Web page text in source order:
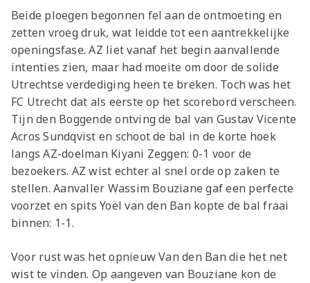
Praktische
informatie
Zet wedstrijden
in je agenda
AZ Vrouwen
seizoenkaart
Jong AZ
Seizoenkaart
AZ
Jeugdopleiding
AZ
Business
Beide ploegen begonnen fel aan de ontmoeting en
zetten vroeg druk, wat leidde tot een aantrekkelijke
openingsfase. AZ liet vanaf het begin aanvallende
intenties zien, maar had moeite om door de solide
Utrechtse verdediging heen te breken. Toch was het
FC Utrecht dat als eerste op het scorebord verscheen.
Tijn den Boggende ontving de bal van Gustav Vicente
Acros Sundqvist en schoot de bal in de korte hoek
langs AZ-doelman Kiyani Zeggen: 0-1 voor de
bezoekers. AZ wist echter al snel orde op zaken te
stellen. Aanvaller Wassim Bouziane gaf een perfecte
voorzet en spits Yoël van den Ban kopte de bal fraai
binnen: 1-1.
Voor rust was het opnieuw Van den Ban die het net
wist te vinden. Op aangeven van Bouziane kon de